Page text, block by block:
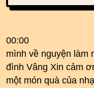
00:00
mình về nguyện làm
đình Vâng Xin cảm
một món quà của